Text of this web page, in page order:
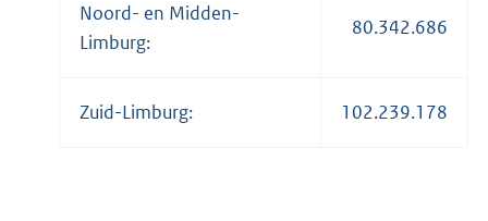
Noord- en Midden-
Limburg:
80.342.686
Zuid-Limburg: 102.239.178